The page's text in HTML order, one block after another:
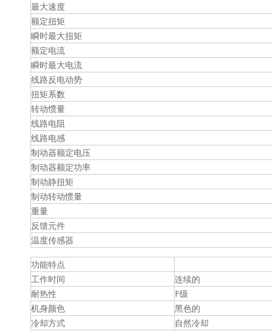
最大速度
额定扭矩
瞬时最大扭矩
额定电流
瞬时最大电流
线路反电动势
扭矩系数
转动惯量
线路电阻
线路电感
制动器额定电压
制动器额定功率
制动静扭矩
制动转动惯量
重量
反馈元件
温度传感器
功能特点
工作时间
连续的
耐热性
F级
机身颜色
黑色的
冷却方式
自然冷却